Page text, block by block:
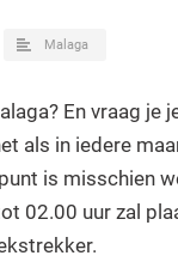
Malaga
En vraag je
als in iedere
is misschien
02.00 uur zal